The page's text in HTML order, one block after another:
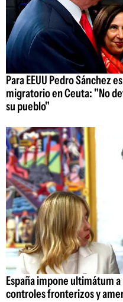
Para EEUU Pedro Sánchez
migratorio en Ceuta: "No
su pueblo"
España impone ultimátum
controles fronterizos y